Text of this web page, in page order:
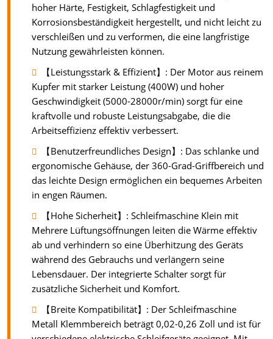
hoher Härte, Festigkeit, Schlagfestigkeit und
Korrosionsbeständigkeit hergestellt, und nicht leicht zu
verschleißen und zu verformen, die eine langfristige
Nutzung gewährleisten können.
【Leistungsstark & Effizient】: Der Motor aus reinem
Kupfer mit starker Leistung (400W) und hoher
Geschwindigkeit (5000-28000r/min) sorgt für eine
kraftvolle und robuste Leistungsabgabe, die die
Arbeitseffizienz effektiv verbessert.
【Benutzerfreundliches Design】: Das schlanke und
ergonomische Gehäuse, der 360-Grad-Griffbereich und
das leichte Design ermöglichen ein bequemes Arbeiten
in engen Räumen.
【Hohe Sicherheit】: Schleifmaschine Klein mit
Mehrere Lüftungsöffnungen leiten die Wärme effektiv
ab und verhindern so eine Überhitzung des Geräts
während des Gebrauchs und verlängern seine
Lebensdauer. Der integrierte Schalter sorgt für
zusätzliche Sicherheit und Komfort.
【Breite Kompatibilität】: Der Schleifmaschine
Metall Klemmbereich beträgt 0,02-0,26 Zoll und ist für